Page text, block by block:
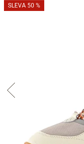
SLEVA 50 %